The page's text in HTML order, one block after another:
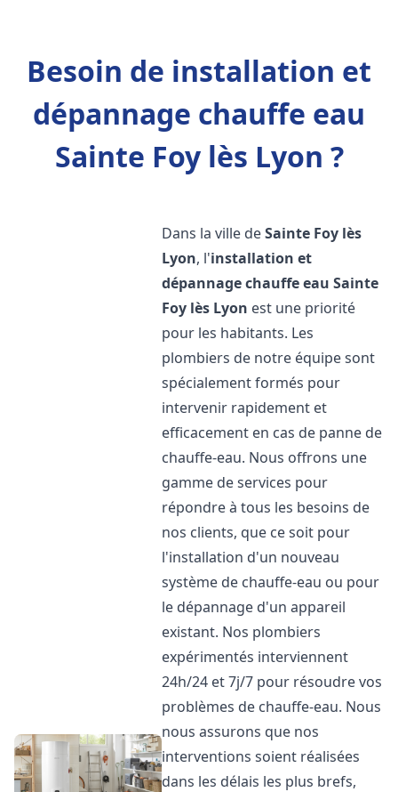
Besoin de installation et
dépannage chauffe eau
Sainte Foy lès Lyon ?
Dans la ville deSainte Foy lès
Lyon, l'installation et
dépannage chauffe eau Sainte
Foy lès Lyon est une priorité
pour les habitants. Les
plombiers de notre équipe sont
spécialement formés pour
intervenir rapidement et
efficacement en cas de panne de
chauffe-eau. Nous offrons une
gamme de services pour
répondre à tous les besoins de
nos clients, que ce soit pour
l'installation d'un nouveau
système de chauffe-eau ou pour
le dépannage d'un appareil
existant. Nos plombiers
expérimentés interviennent
24h/24 et 7j/7 pour résoudre vos
problèmes de chauffe-eau. Nous
nous assurons que nos
interventions soient réalisées
dans les délais les plus brefs,